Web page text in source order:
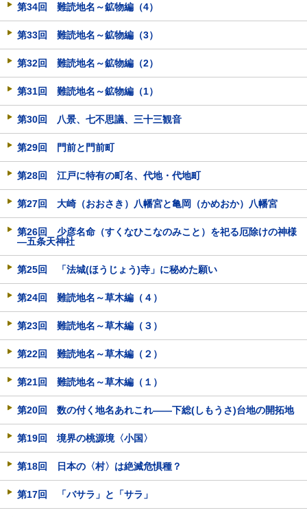
第34回 難読地名～鉱物編（4）
第33回 難読地名～鉱物編（3）
第32回 難読地名～鉱物編（2）
第31回 難読地名～鉱物編（1）
第30回 八景、七不思議、三十三観音
第29回 門前と門前町
第28回 江戸に特有の町名、代地・代地町
第27回 大崎（おおさき）八幡宮と亀岡（かめおか）八幡宮
第26回 少彦名命（すくなひこなのみこと）を祀る厄除けの神様
―五条天神社
第25回 「法城(ほうじょう)寺」に秘めた願い
第24回 難読地名～草木編（４）
第23回 難読地名～草木編（３）
第22回 難読地名～草木編（２）
第21回 難読地名～草木編（１）
第20回 数の付く地名あれこれ――下総(しもうさ)台地の開拓地
第19回 境界の桃源境〈小国〉
第18回 日本の〈村〉は絶滅危惧種？
第17回 「バサラ」と「サラ」